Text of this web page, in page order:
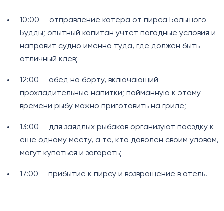
10:00 — отправление катера от пирса Большого
Будды; опытный капитан учтет погодные условия и
направит судно именно туда, где должен быть
отличный клев;
12:00 — обед на борту, включающий
прохладительные напитки; пойманную к этому
времени рыбу можно приготовить на гриле;
13:00 — для заядлых рыбаков организуют поездку к
еще одному месту, а те, кто доволен своим уловом,
могут купаться и загорать;
17:00 — прибытие к пирсу и возвращение в отель.